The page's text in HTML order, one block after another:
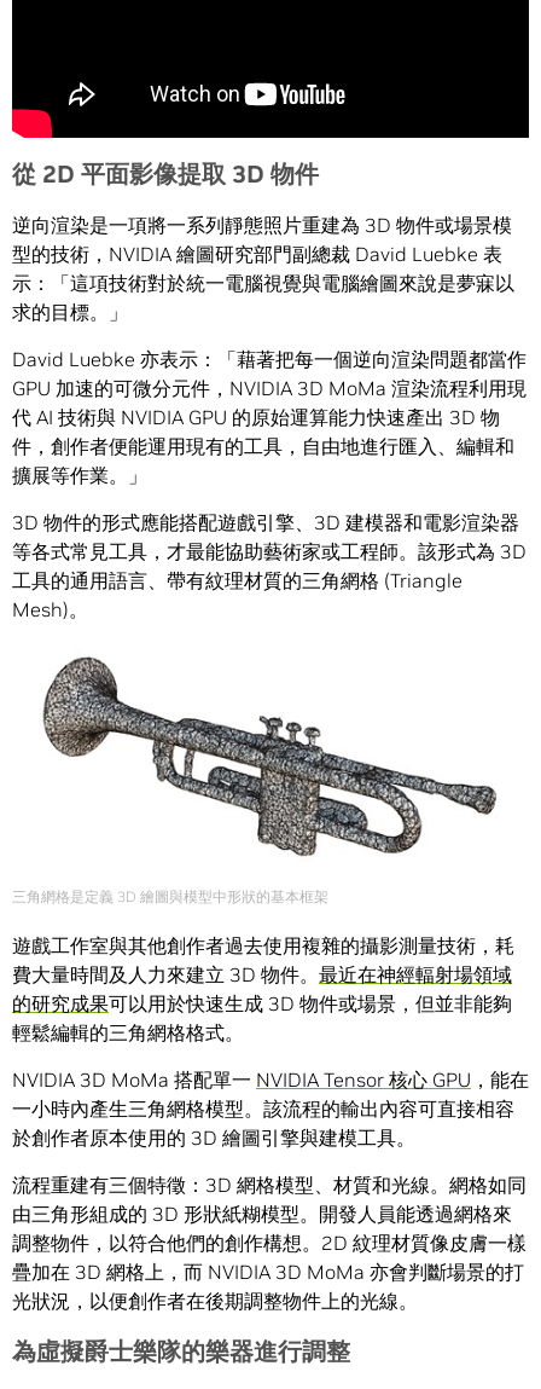
從 2D 平面影像提取 3D 物件
逆向渲染是一項將一系列靜態照片重建為 3D 物件或場景模
型的技術，NVIDIA 繪圖研究部門副總裁 David Luebke 表
示：「這項技術對於統一電腦視覺與電腦繪圖來說是夢寐以
求的目標。」
David Luebke 亦表示：「藉著把每一個逆向渲染問題都當作
GPU 加速的可微分元件，NVIDIA 3D MoMa 渲染流程利用現
代 AI 技術與 NVIDIA GPU 的原始運算能力快速產出 3D 物
件，創作者便能運用現有的工具，自由地進行匯入、編輯和
擴展等作業。」
3D 物件的形式應能搭配遊戲引擎、3D 建模器和電影渲染器
等各式常見工具，才最能協助藝術家或工程師。該形式為 3D
工具的通用語言、帶有紋理材質的三角網格 (Triangle
Mesh)。
三角網格是定義 3D 繪圖與模型中形狀的基本框架
遊戲工作室與其他創作者過去使用複雜的攝影測量技術，耗
費大量時間及人力來建立 3D 物件。 最近在神經輻射場領域
的研究成果可以用於快速生成 3D 物件或場景，但並非能夠
輕鬆編輯的三角網格格式。
NVIDIA 3D MoMa 搭配單一 NVIDIA Tensor 核心 GPU ，能在
一小時內產生三角網格模型。該流程的輸出內容可直接相容
於創作者原本使用的 3D 繪圖引擎與建模工具。
流程重建有三個特徵：3D 網格模型、材質和光線。網格如同
由三角形組成的 3D 形狀紙糊模型。開發人員能透過網格來
調整物件，以符合他們的創作構想。2D 紋理材質像皮膚一樣
疊加在 3D 網格上，而 NVIDIA 3D MoMa 亦會判斷場景的打
光狀況，以便創作者在後期調整物件上的光線。
為虛擬爵士樂隊的樂器進行調整